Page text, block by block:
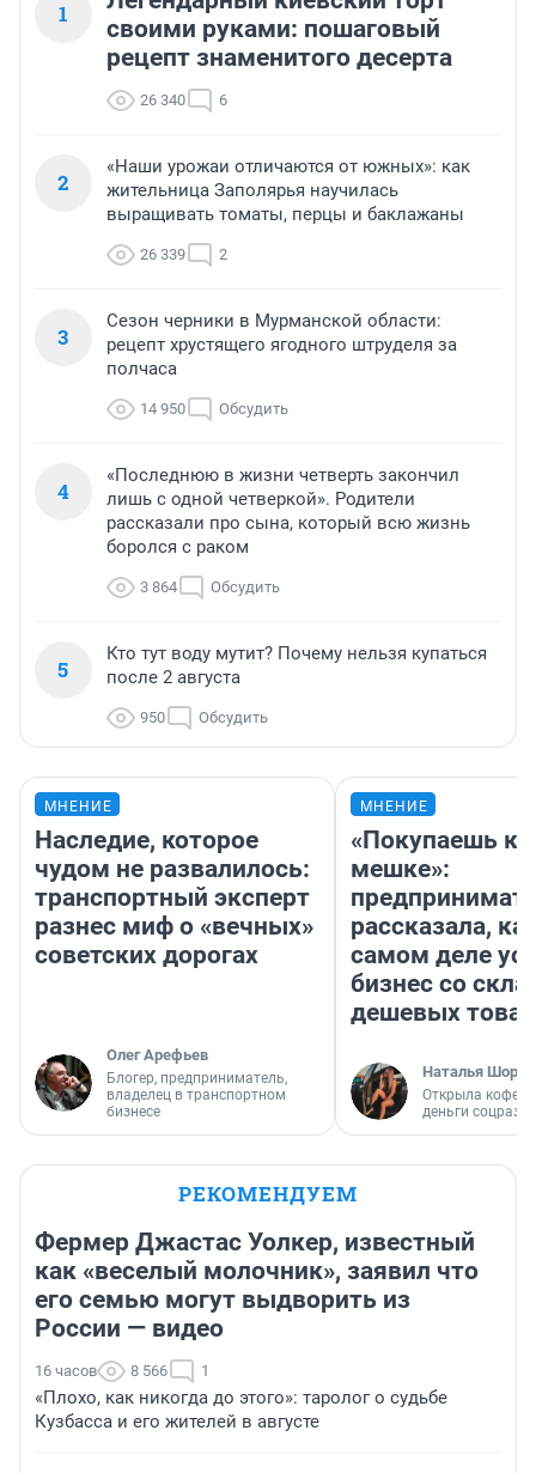
1
своими руками: пошаговый
рецепт знаменитого десерта
26 340 6
2
«Наши урожаи отличаются от южных»: как
жительница Заполярья научилась
выращивать томаты, перцы и баклажаны
26 339 2
3
Сезон черники в Мурманской области:
рецепт хрустящего ягодного штруделя за
полчаса
14 950 Обсудить
4
«Последнюю в жизни четверть закончил
лишь с одной четверкой». Родители
рассказали про сына, который всю жизнь
боролся с раком
3 864 Обсудить
5
Кто тут воду мутит? Почему нельзя купаться
после 2 августа
950 Обсудить
МНЕНИЕ
Наследие, которое
чудом не развалилось:
транспортный эксперт
разнес миф о «вечных»
советских дорогах
Олег Арефьев
Блогер, предприниматель,
владелец в транспортном
бизнесе
МНЕНИЕ
«Покупаешь
мешке»:
рассказала,
самом деле
бизнес со
дешевых
Наталья
Открыла
деньги
РЕКОМЕНДУЕМ
Фермер Джастас Уолкер, известный
как «веселый молочник», заявил что
его семью могут выдворить из
России — видео
16 часов 8 566 1
«Плохо, как никогда до этого»: таролог о судьбе
Кузбасса и его жителей в августе